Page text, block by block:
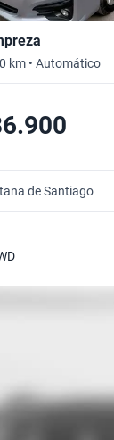
km • Automático
de Santiago